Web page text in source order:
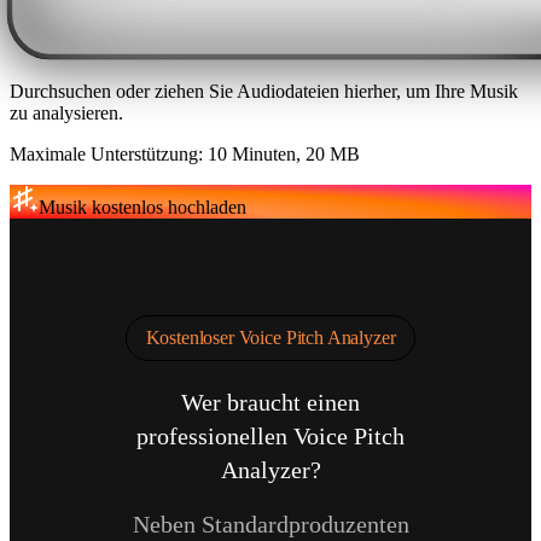
Durchsuchen oder ziehen Sie Audiodateien hierher, um Ihre Musik
zu analysieren.
Maximale Unterstützung: 10 Minuten, 20 MB
Musik kostenlos hochladen
Kostenloser Voice Pitch Analyzer
Wer braucht einen
professionellen Voice Pitch
Analyzer?
Neben Standardproduzenten